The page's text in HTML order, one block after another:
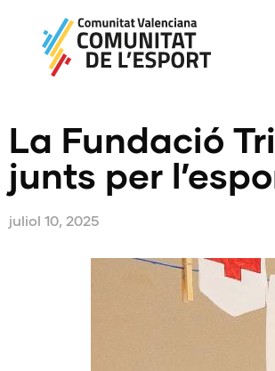
La Fundació
junts per
juliol 10, 2025